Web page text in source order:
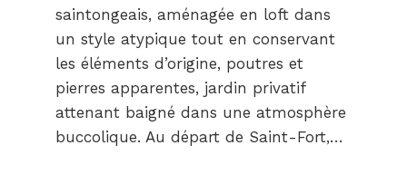
saintongeais, aménagée en loft dans
un style atypique tout en conservant
les éléments d’origine, poutres et
pierres apparentes, jardin privatif
attenant baigné dans une atmosphère
buccolique. Au départ de Saint-Fort,…